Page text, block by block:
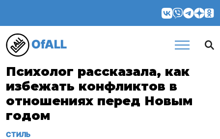
OfALL
Психолог рассказала, как
избежать конфликтов в
отношениях перед Новым
годом
СТИЛЬ